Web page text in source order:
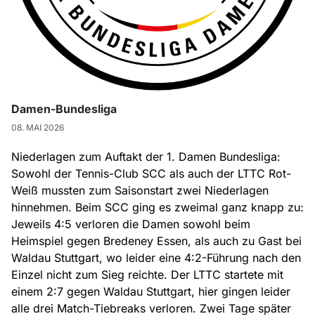
Damen-Bundesliga
08. MAI 2026
Niederlagen zum Auftakt der 1. Damen Bundesliga:
Sowohl der Tennis-Club SCC als auch der LTTC Rot-
Weiß mussten zum Saisonstart zwei Niederlagen
hinnehmen. Beim SCC ging es zweimal ganz knapp zu:
Jeweils 4:5 verloren die Damen sowohl beim
Heimspiel gegen Bredeney Essen, als auch zu Gast bei
Waldau Stuttgart, wo leider eine 4:2-Führung nach den
Einzel nicht zum Sieg reichte. Der LTTC startete mit
einem 2:7 gegen Waldau Stuttgart, hier gingen leider
alle drei Match-Tiebreaks verloren. Zwei Tage später